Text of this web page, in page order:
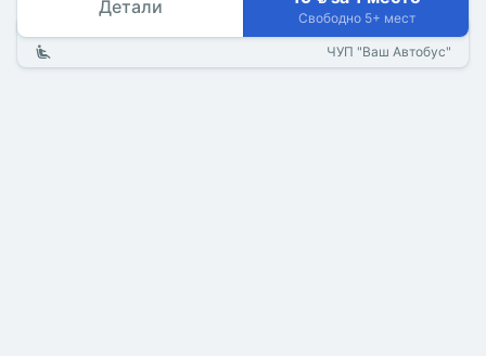
Детали
Свободно 5+ мест
ЧУП "Ваш Автобус"